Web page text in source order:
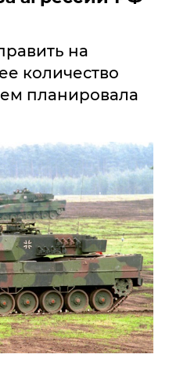
на
количество
планировала